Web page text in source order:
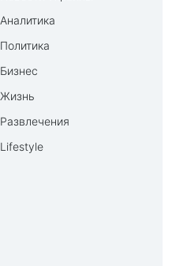
Аналитика
Политика
Бизнес
Жизнь
Развлечения
Lifestyle